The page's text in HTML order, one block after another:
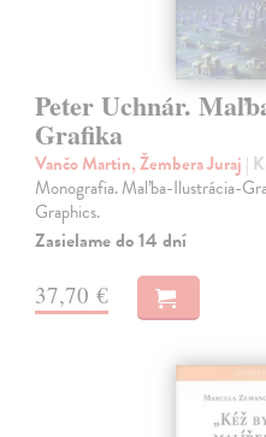
Peter Uchnár.
Grafika
Vančo Martin, Žembera Juraj |
Monografia. Maľba-Ilustrácia-
Graphics.
Zasielame do 14 dní
37,70 €